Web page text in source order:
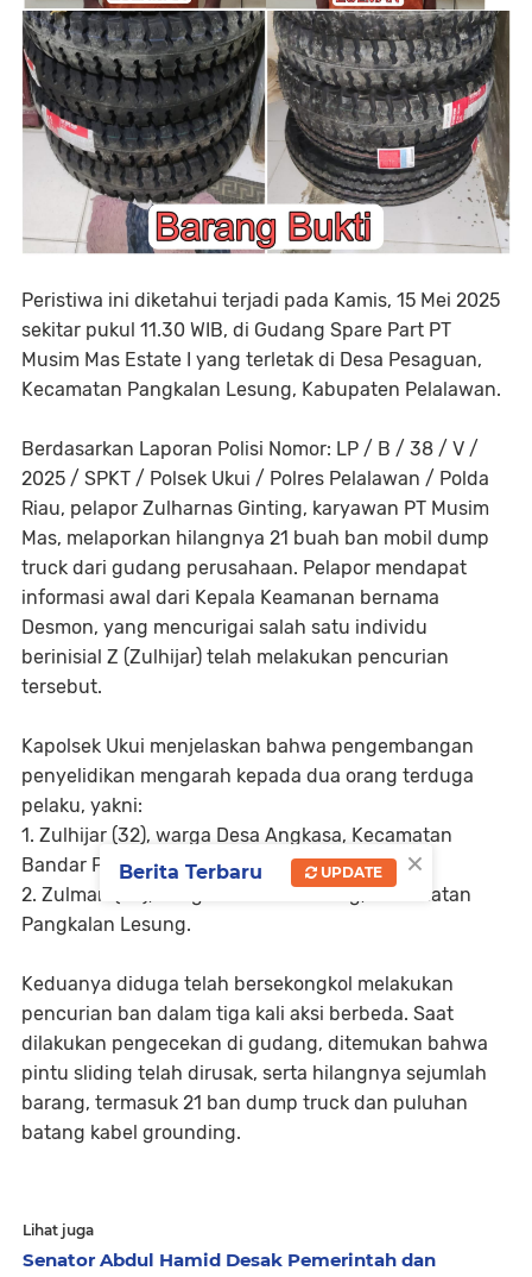
Peristiwa ini diketahui terjadi pada Kamis, 15 Mei 2025
sekitar pukul 11.30 WIB, di Gudang Spare Part PT
Musim Mas Estate I yang terletak di Desa Pesaguan,
Kecamatan Pangkalan Lesung, Kabupaten Pelalawan.
Berdasarkan Laporan Polisi Nomor: LP / B / 38 / V /
2025 / SPKT / Polsek Ukui / Polres Pelalawan / Polda
Riau, pelapor Zulharnas Ginting, karyawan PT Musim
Mas, melaporkan hilangnya 21 buah ban mobil dump
truck dari gudang perusahaan. Pelapor mendapat
informasi awal dari Kepala Keamanan bernama
Desmon, yang mencurigai salah satu individu
berinisial Z (Zulhijar) telah melakukan pencurian
tersebut.
Kapolsek Ukui menjelaskan bahwa pengembangan
penyelidikan mengarah kepada dua orang terduga
pelaku, yakni:
1. Zulhijar (32), warga Desa Angkasa, Kecamatan
Bandar Petalangan.
2. Zulman (44), warga Desa Genduang, Kecamatan
Pangkalan Lesung.
Keduanya diduga telah bersekongkol melakukan
pencurian ban dalam tiga kali aksi berbeda. Saat
dilakukan pengecekan di gudang, ditemukan bahwa
pintu sliding telah dirusak, serta hilangnya sejumlah
barang, termasuk 21 ban dump truck dan puluhan
batang kabel grounding.
Lihat juga
Senator Abdul Hamid Desak Pemerintah dan
×
Berita Terbaru UPDATE